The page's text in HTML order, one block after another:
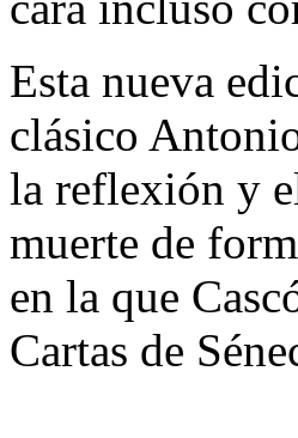
Esta nueva
clásico
la reflexión y
muerte de
en la que
Cartas de